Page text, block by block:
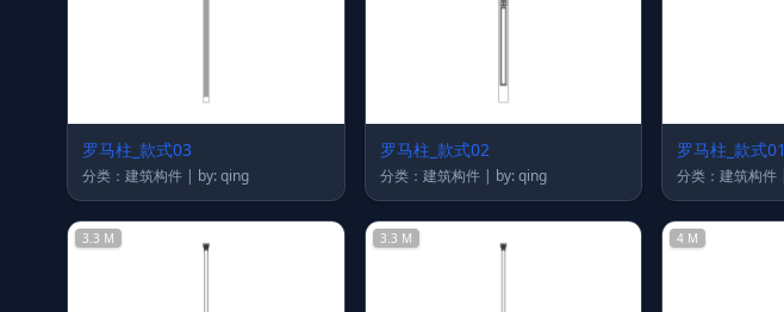
罗马柱_款式03
分类：建筑构件 | by: qing
罗马柱_款式02
分类：建筑构件 | by: qing
罗马柱_款式01
3.3 M 3.3 M 4 M